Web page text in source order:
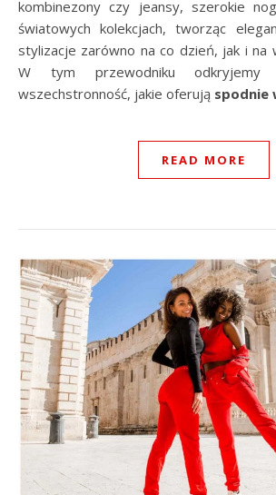
kombinezony czy jeansy, szerokie
światowych kolekcjach, tworząc
stylizacje zarówno na co dzień, jak i na
W tym przewodniku odkryjemy
wszechstronność, jakie oferują spodnie
READ MORE